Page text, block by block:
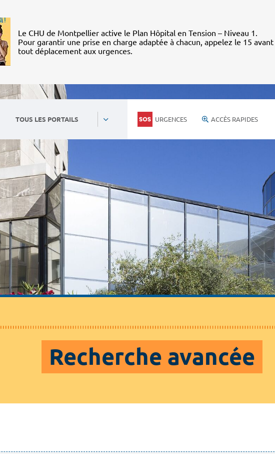
Le CHU de Montpellier active le Plan Hôpital en Tension – Niveau 1.
Pour garantir une prise en charge adaptée à chacun, appelez le 15 avant
tout déplacement aux urgences.
TOUS LES PORTAILS URGENCES ACCÈS RAPIDES
Recherche avancée